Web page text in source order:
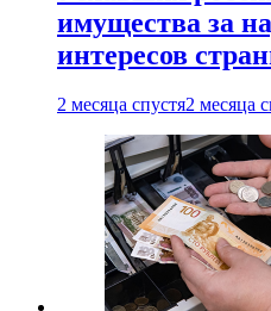
имущества за
интересов
2 месяца спустя2 месяца